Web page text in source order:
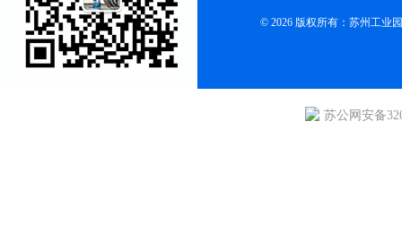
© 2026 版权所有：苏州工业
苏公网安备